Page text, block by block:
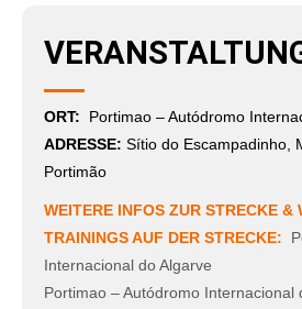
ORT: Portimao – Autódromo
ADRESSE: Sítio do Escampadinho,
Portimão
WEITERE INFOS ZUR STRECKE &
TRAININGS AUF DER STRECKE:
Internacional do Algarve
Portimao – Autódromo Internacional